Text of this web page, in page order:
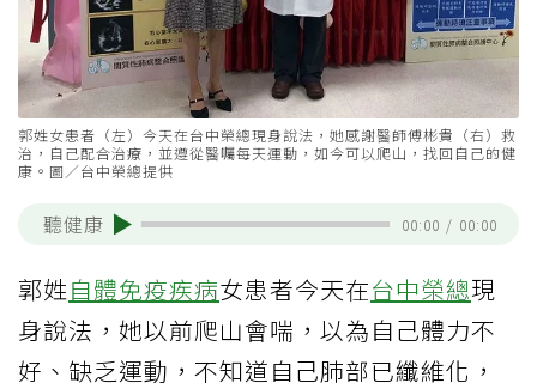
郭姓女患者（左）今天在台中榮總現身說法，她感謝醫師傅彬貴（右）救
治，自己配合治療，並遵從醫囑每天運動，如今可以爬山，找回自己的健
康。圖／台中榮總提供
聽健康 00:00 / 00:00
郭姓自體免疫疾病女患者今天在台中榮總現
身說法，她以前爬山會喘，以為自己體力不
好、缺乏運動，不知道自己肺部已纖維化，